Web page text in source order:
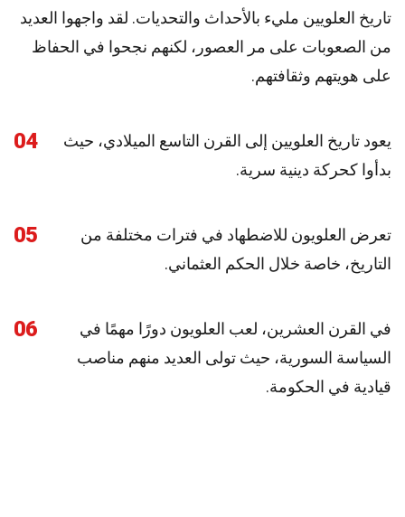
تاريخ العلويين مليء بالأحداث والتحديات. لقد واجهوا العديد
من الصعوبات على مر العصور، لكنهم نجحوا في الحفاظ
على هويتهم وثقافتهم.
04
يعود تاريخ العلويين إلى القرن التاسع الميلادي، حيث
بدأوا كحركة دينية سرية.
05
تعرض العلويون للاضطهاد في فترات مختلفة من
التاريخ، خاصة خلال الحكم العثماني.
06
في القرن العشرين، لعب العلويون دورًا مهمًا في
السياسة السورية، حيث تولى العديد منهم مناصب
قيادية في الحكومة.